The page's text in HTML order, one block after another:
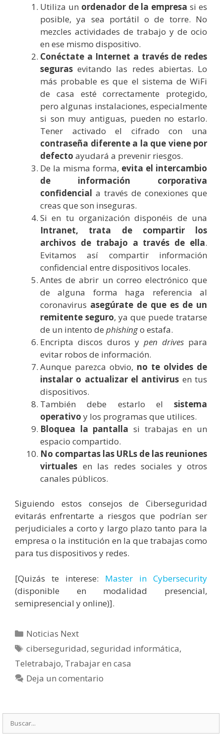
Utiliza un ordenador de la empresa si es
posible, ya sea portátil o de torre. No
mezcles actividades de trabajo y de ocio
en ese mismo dispositivo.
Conéctate a Internet a través de redes
seguras evitando las redes abiertas. Lo
más probable es que el sistema de WiFi
de casa esté correctamente protegido,
pero algunas instalaciones, especialmente
si son muy antiguas, pueden no estarlo.
Tener activado el cifrado con una
contraseña diferente a la que viene por
defecto ayudará a prevenir riesgos.
De la misma forma, evita el intercambio
de información corporativa
confidencial a través de conexiones que
creas que son inseguras.
Si en tu organización disponéis de una
Intranet, trata de compartir los
archivos de trabajo a través de ella.
Evitamos así compartir información
confidencial entre dispositivos locales.
Antes de abrir un correo electrónico que
de alguna forma haga referencia al
coronavirus asegúrate de que es de un
remitente seguro, ya que puede tratarse
de un intento de phishingo estafa.
Encripta discos duros y pen drives para
evitar robos de información.
Aunque parezca obvio, no te olvides de
instalar o actualizar el antivirus en tus
dispositivos.
También debe estarlo el sistema
operativo y los programas que utilices.
Bloquea la pantalla si trabajas en un
espacio compartido.
No compartas las URLs de las reuniones
virtuales en las redes sociales y otros
canales públicos.
Siguiendo estos consejos de Ciberseguridad
evitarás enfrentarte a riesgos que podrían ser
perjudiciales a corto y largo plazo tanto para la
empresa o la institución en la que trabajas como
para tus dispositivos y redes.
[Quizás te interese: Master in Cybersecurity
(disponible en modalidad presencial,
semipresencial y online)].
Categorías
Noticias Next
Etiquetas
ciberseguridad,seguridad informática,
Teletrabajo, Trabajar en casa
Deja un comentario